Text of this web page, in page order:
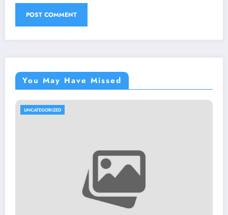
You May Have Missed
UNCATEGORIZED